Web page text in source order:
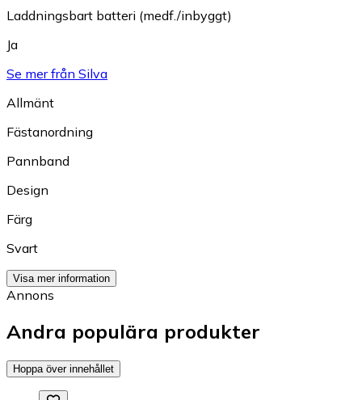
Laddningsbart batteri (medf./inbyggt)
Ja
Se mer från Silva
Allmänt
Fästanordning
Pannband
Design
Färg
Svart
Visa mer information
Annons
Andra populära produkter
Hoppa över innehållet